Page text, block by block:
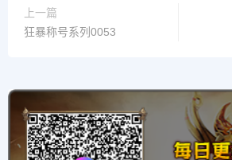
上一篇
狂暴称号系列0053